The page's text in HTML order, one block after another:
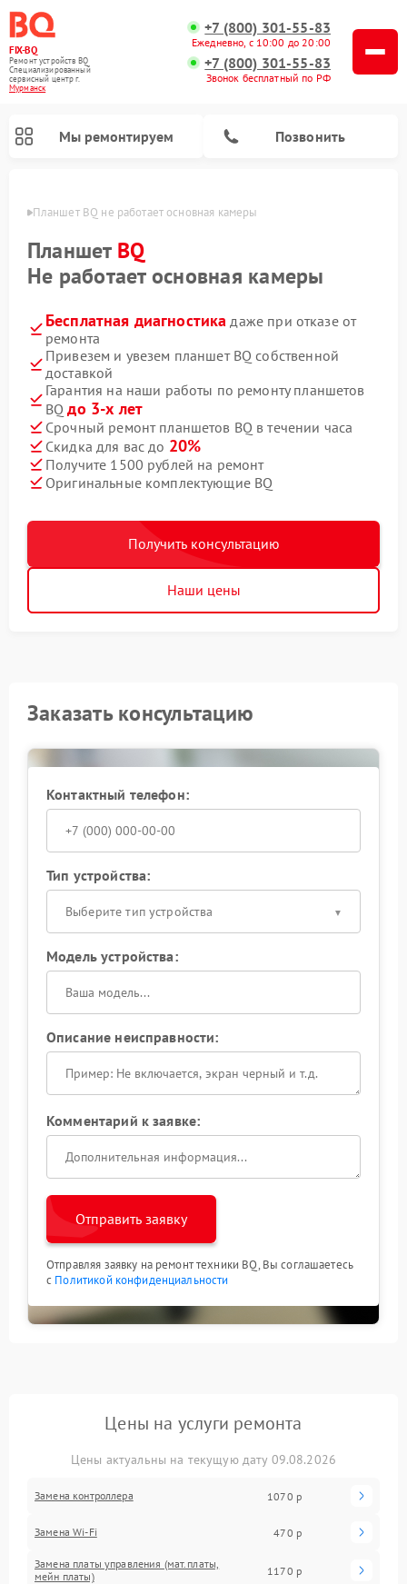
FIX-BQ
Ремонт устройств BQ
Специализированный
cервисный центр г.
Мурманск
+7 (800) 301-55-83
Ежедневно, с 10:00 до 20:00
+7 (800) 301-55-83
Звонок бесплатный по РФ
Мы ремонтируем Позвонить
Планшет BQ не работает основная камеры
Планшет BQ
Не работает основная камеры
Бесплатная диагностика даже при отказе от
ремонта
Привезем и увезем планшет BQ собственной
доставкой
Гарантия на наши работы по ремонту планшетов
BQдо 3-х лет
Срочный ремонт планшетов BQ в течении часа
Скидка для вас до 20%
Получите 1500 рублей на ремонт
Оригинальные комплектующие BQ
Получить консультацию
Наши цены
Заказать консультацию
Контактный телефон:
Тип устройства:
Выберите тип устройства
Модель устройства:
Описание неисправности:
Комментарий к заявке:
Отправить заявку
Отправляя заявку на ремонт техники BQ, Вы соглашаетесь
с Политикой конфиденциальности
Цены на услуги ремонта
Цены актуальны на текущую дату 09.08.2026
Замена контроллера 1070 р
Замена Wi-Fi 470 р
Замена платы управления (мат.платы,
мейн платы)
1170 р